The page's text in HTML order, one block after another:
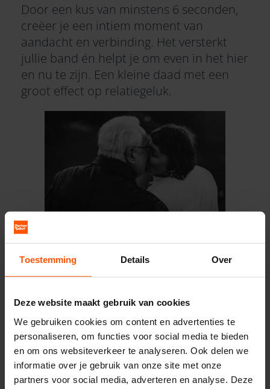
Toestemming Details Over
Deze website maakt gebruik van cookies
We gebruiken cookies om content en advertenties te
personaliseren, om functies voor social media te bieden
en om ons websiteverkeer te analyseren. Ook delen we
informatie over je gebruik van onze site met onze
partners voor social media, adverteren en analyse. Deze
Door een kus van minstens 6 seconden,
creëer je een intiem moment van
aandacht en verbinding. Het versterkt
jullie band én helpt je om even in het hier
en nu te zijn. Een kleine daad met een
groot effect op relatiegeluk.
Verlang jij naar een duurzame
relatie?
Ben jij klaar met alleen zijn en heb je
behoefte aan een betrouwbare, lieve
partner? Dan ben je bij PartnerSelect aan
het juiste adres! Wij maken al jarenlang